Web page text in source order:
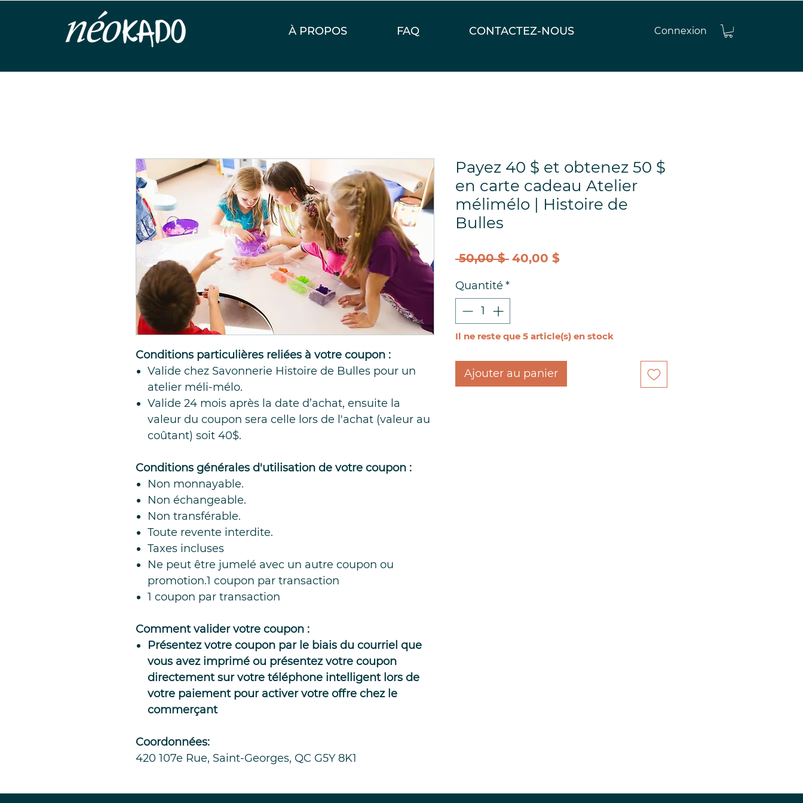
À PROPOS FAQ CONTACTEZ-NOUS Connexion
Conditions particulières reliées à votre coupon :
Valide chez Savonnerie Histoire de Bulles pour un
atelier méli-mélo.
Valide 24 mois après la date d’achat, ensuite la
valeur du coupon sera celle lors de l'achat (valeur au
coûtant) soit 40$.
Conditions générales d'utilisation de votre coupon :
Non monnayable.
Non échangeable.
Non transférable.
Toute revente interdite.
Taxes incluses
Ne peut être jumelé avec un autre coupon ou
promotion.1 coupon par transaction
1 coupon par transaction
Comment valider votre coupon :
Présentez votre coupon par le biais du courriel que
vous avez imprimé ou présentez votre coupon
directement sur votre téléphone intelligent lors de
votre paiement pour activer votre offre chez le
commerçant
Coordonnées:
420 107e Rue, Saint-Georges, QC G5Y 8K1
Payez 40 $ et obtenez 50 $
en carte cadeau Atelier
mélimélo | Histoire de
Bulles
50,00 $ Prix
40,00 $Prix
Quantité *
Il ne reste que 5 article(s) en stock
Ajouter au panier